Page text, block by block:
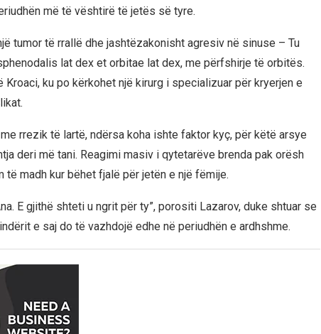
më të vështirë të jetës së tyre.
tumor të rrallë dhe jashtëzakonisht agresiv në sinuse – Tu
lat dex et orbitae lat dex, me përfshirje të orbitës.
Kroaci, ku po kërkohet një kirurg i specializuar për kryerjen e
rrezik të lartë, ndërsa koha ishte faktor kyç, për këtë arsye
deri më tani. Reagimi masiv i qytetarëve brenda pak orësh
madh kur bëhet fjalë për jetën e një fëmije.
E gjithë shteti u ngrit për ty”, porositi Lazarov, duke shtuar se
e saj do të vazhdojë edhe në periudhën e ardhshme.